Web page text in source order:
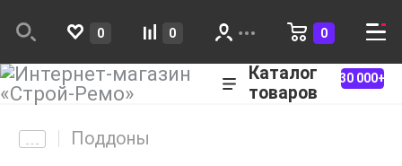
0 0 0
Каталог
товаров
30 000+
Поддоны